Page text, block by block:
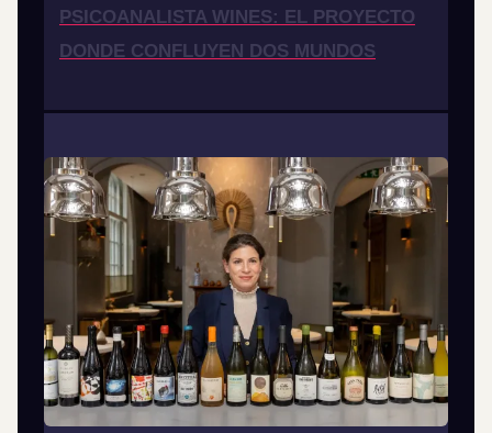
PSICOANALISTA WINES: EL PROYECTO
DONDE CONFLUYEN DOS MUNDOS